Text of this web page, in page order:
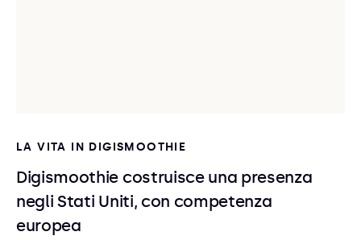
LA VITA IN DIGISMOOTHIE
Digismoothie costruisce una presenza
negli Stati Uniti, con competenza
europea